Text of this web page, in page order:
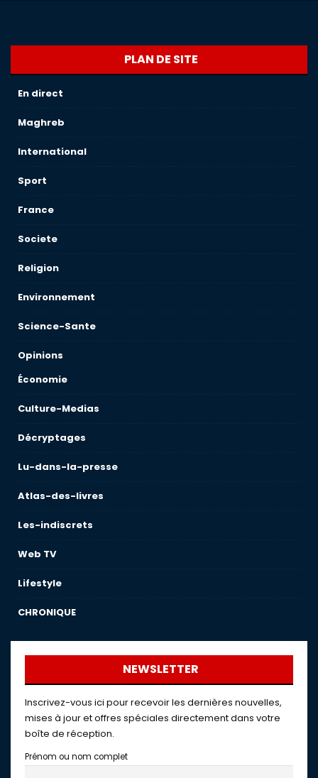
PLAN DE SITE
En direct
Maghreb
International
Sport
France
Societe
Religion
Environnement
Science-Sante
Opinions
Économie
Culture-Medias
Décryptages
Lu-dans-la-presse
Atlas-des-livres
Les-indiscrets
Web TV
Lifestyle
CHRONIQUE
NEWSLETTER
Inscrivez-vous ici pour recevoir les dernières nouvelles,
mises à jour et offres spéciales directement dans votre
boîte de réception.
Prénom ou nom complet